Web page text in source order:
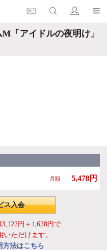
「アイドルの夜明け」
月額 5,478円
ス入会
円＋1,628円で
いただけます。
方法はこちら